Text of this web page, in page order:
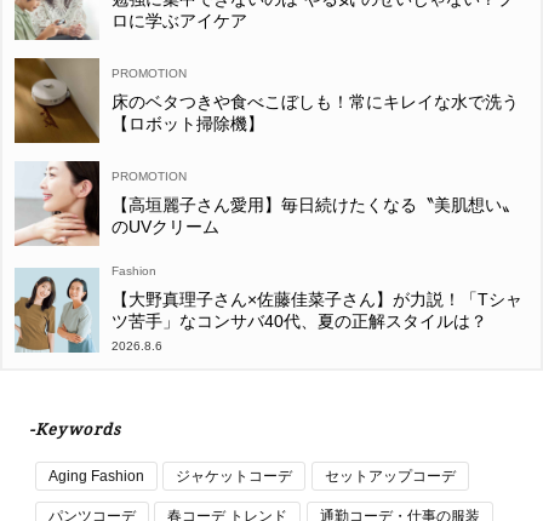
ロに学ぶアイケア
床のベタつきや食べこぼしも！常にキレイな水で洗う
【ロボット掃除機】
【高垣麗子さん愛用】毎日続けたくなる〝美肌想い〟
のUVクリーム
Fashion
【大野真理子さん×佐藤佳菜子さん】が力説！「Tシャ
ツ苦手」なコンサバ40代、夏の正解スタイルは？
2026.8.6
-Keywords
Aging Fashion ジャケットコーデ セットアップコーデ
パンツコーデ 春コーデ トレンド 通勤コーデ・仕事の服装